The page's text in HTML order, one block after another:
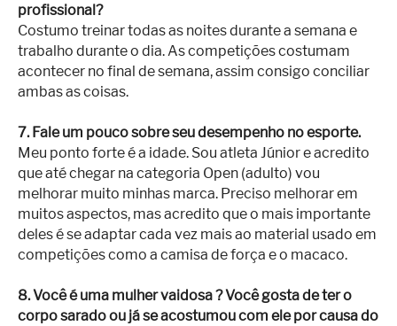
profissional?
Costumo treinar todas as noites durante a semana e
trabalho durante o dia. As competições costumam
acontecer no final de semana, assim consigo conciliar
ambas as coisas.
7. Fale um pouco sobre seu desempenho no esporte.
Meu ponto forte é a idade. Sou atleta Júnior e acredito
que até chegar na categoria Open (adulto) vou
melhorar muito minhas marca. Preciso melhorar em
muitos aspectos, mas acredito que o mais importante
deles é se adaptar cada vez mais ao material usado em
competições como a camisa de força e o macaco.
8. Você é uma mulher vaidosa ? Você gosta de ter o
corpo sarado ou já se acostumou com ele por causa do